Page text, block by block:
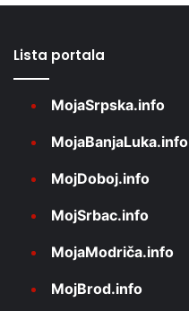
Lista portala
MojaSrpska.info
MojaBanjaLuka.info
MojDoboj.info
MojSrbac.info
MojaModriča.info
MojBrod.info